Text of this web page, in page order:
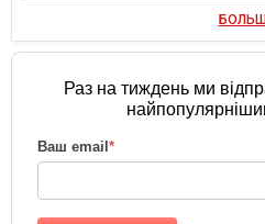
Раз на тиждень ми
Ваш email*